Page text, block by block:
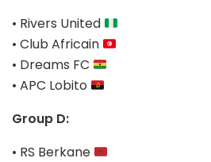
• Rivers United
• Club Africain
• Dreams FC
• APC Lobito
Group D:
• RS Berkane